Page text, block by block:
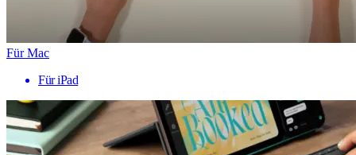
Für Mac
Für iPad